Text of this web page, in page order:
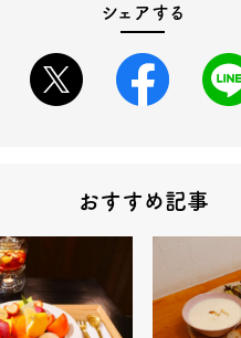
シェアする
おすすめ記事